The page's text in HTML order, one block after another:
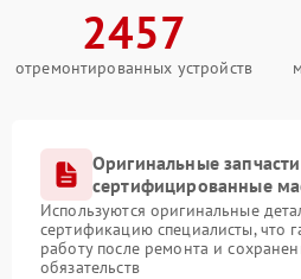
2457
отремонтированных устройств
Оригинальные
сертифицированные
Используются оригинальные
сертификацию специалисты, что
работу после ремонта и
обязательств